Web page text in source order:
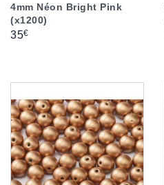
4mm Néon Bright Pink
(x1200)
Prix
35€